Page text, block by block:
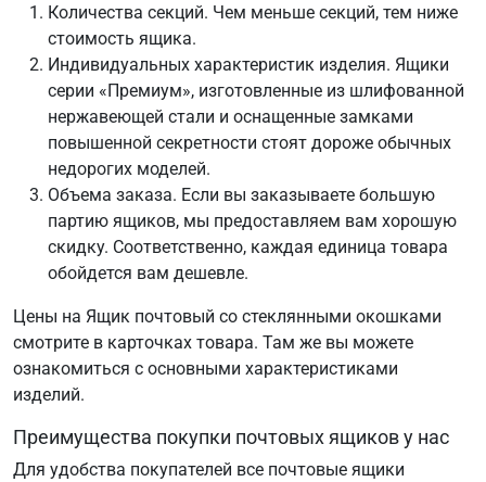
Количества секций. Чем меньше секций, тем ниже
стоимость ящика.
Индивидуальных характеристик изделия. Ящики
серии «Премиум», изготовленные из шлифованной
нержавеющей стали и оснащенные замками
повышенной секретности стоят дороже обычных
недорогих моделей.
Объема заказа. Если вы заказываете большую
партию ящиков, мы предоставляем вам хорошую
скидку. Соответственно, каждая единица товара
обойдется вам дешевле.
Цены на Ящик почтовый со стеклянными окошками
смотрите в карточках товара. Там же вы можете
ознакомиться с основными характеристиками
изделий.
Преимущества покупки почтовых ящиков у нас
Для удобства покупателей все почтовые ящики